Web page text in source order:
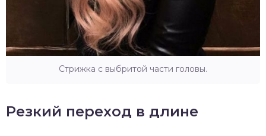
Стрижка с выбритой части головы.
Резкий переход в длине